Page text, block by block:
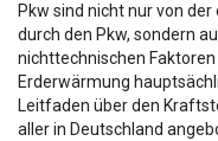
Pkw sind nicht nur von
durch den Pkw, sondern
nichttechnischen Faktoren
Erderwärmung
Leitfaden über den
aller in Deutschland